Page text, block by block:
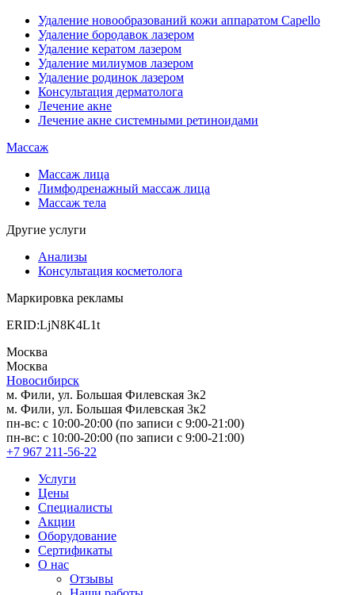
Удаление новообразований кожи аппаратом Capello
Удаление бородавок лазером
Удаление кератом лазером
Удаление милиумов лазером
Удаление родинок лазером
Консультация дерматолога
Лечение акне
Лечение акне системными ретиноидами
Массаж
Массаж лица
Лимфодренажный массаж лица
Массаж тела
Другие услуги
Анализы
Консультация косметолога
Маркировка рекламы
ERID:LjN8K4L1t
Москва
Москва
Новосибирск
м. Фили, ул. Большая Филевская 3к2
м. Фили, ул. Большая Филевская 3к2
пн-вс: с 10:00-20:00 (по записи с 9:00-21:00)
пн-вс: с 10:00-20:00 (по записи с 9:00-21:00)
+7 967 211-56-22
Услуги
Цены
Специалисты
Акции
Оборудование
Сертификаты
О нас
Отзывы